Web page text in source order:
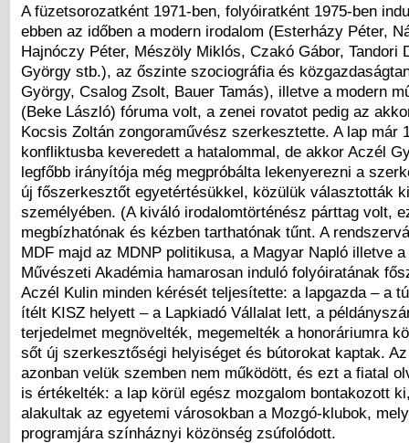
A füzetsorozatként 1971-ben, folyóiratként 1975-ben
ebben az időben a modern irodalom (Esterházy Péter,
Hajnóczy Péter, Mészöly Miklós, Czakó Gábor, Tandori
György stb.), az őszinte szociográfia és
György, Csalog Zsolt, Bauer Tamás), illetve a modern
(Beke László) fóruma volt, a zenei rovatot pedig az
Kocsis Zoltán zongoraművész szerkesztette. A lap már
konfliktusba keveredett a hatalommal, de akkor Aczél
legfőbb irányítója még megpróbálta lekenyerezni a
új főszerkesztőt egyetértésükkel, közülük választották
személyében. (A kiváló irodalomtörténész párttag volt,
megbízhatónak és kézben tarthatónak tűnt. A
MDF majd az MDNP politikusa, a Magyar Napló illetve
Művészeti Akadémia hamarosan induló folyóiratának
Aczél Kulin minden kérését teljesítette: a lapgazda – a
ítélt KISZ helyett – a Lapkiadó Vállalat lett, a
terjedelmet megnövelték, megemelték a honoráriumra
sőt új szerkesztőségi helyiséget és bútorokat kaptak.
azonban velük szemben nem működött, és ezt a fiatal
is értékelték: a lap körül egész mozgalom bontakozott
alakultak az egyetemi városokban a Mozgó-klubok,
programjára színháznyi közönség zsúfolódott.